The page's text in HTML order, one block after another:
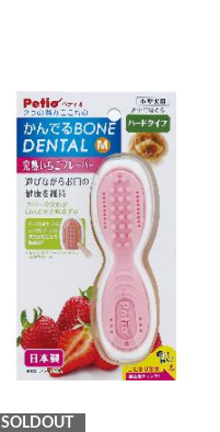
SOLDOUT